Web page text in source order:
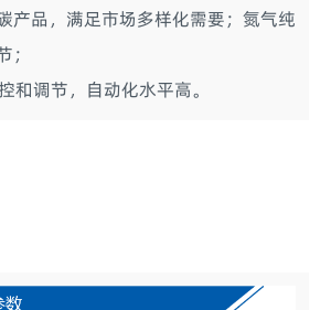
产品，满足市场多样化需要；氮气纯
和调节，自动化水平高。